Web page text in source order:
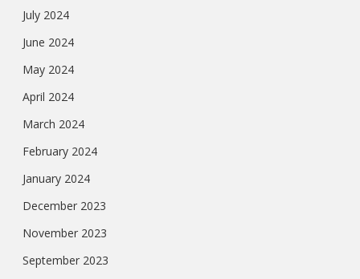
July 2024
June 2024
May 2024
April 2024
March 2024
February 2024
January 2024
December 2023
November 2023
September 2023